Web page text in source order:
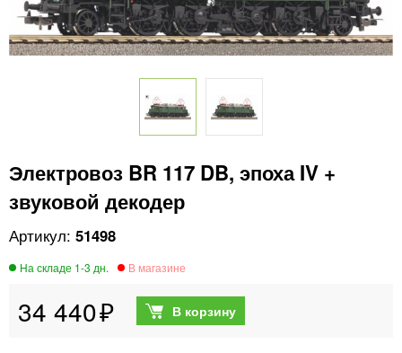
Электровоз BR 117 DB, эпоха IV +
звуковой декодер
51498
34 440